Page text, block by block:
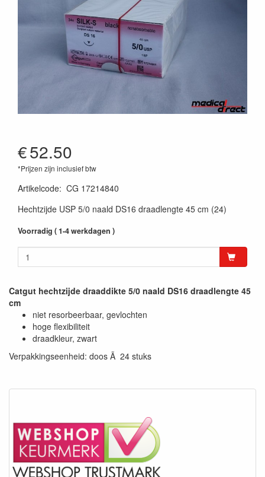
€52.50
*Prijzen zijn inclusief btw
Artikelcode: CG 17214840
Hechtzijde USP 5/0 naald DS16 draadlengte 45 cm (24)
Voorradig ( 1-4 werkdagen )
Catgut hechtzijde draaddikte 5/0 naald DS16 draadlengte 45
cm
niet resorbeerbaar, gevlochten
hoge flexibiliteit
draadkleur, zwart
Verpakkingseenheid: doos Ã 24 stuks